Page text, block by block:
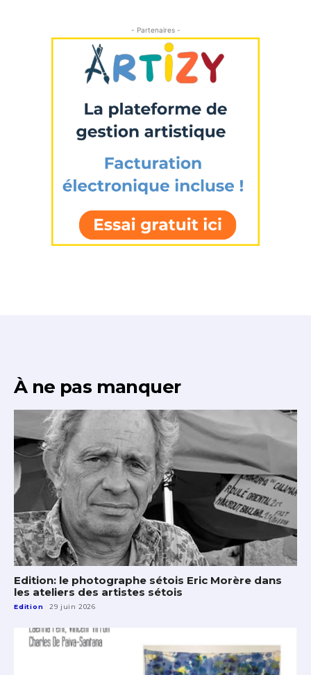
- Partenaires -
À ne pas manquer
Edition: le photographe sétois Eric Morère dans
les ateliers des artistes sétois
Edition 29 juin 2026